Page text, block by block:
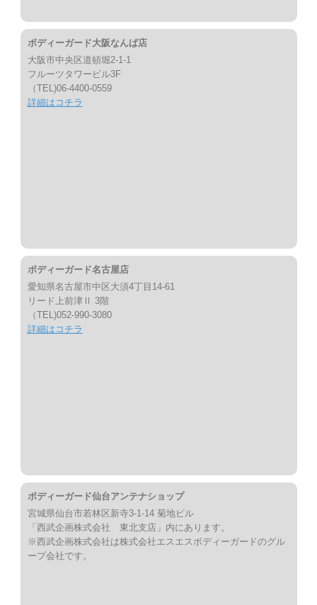
ボディーガード大阪なんば店
大阪市中央区道頓堀2-1-1
フルーツタワービル3F
（TEL)06-4400-0559
詳細はコチラ
ボディーガード名古屋店
愛知県名古屋市中区大須4丁目14-61
リード上前津Ⅱ 3階
（TEL)052-990-3080
詳細はコチラ
ボディーガード仙台アンテナショップ
宮城県仙台市若林区新寺3-1-14 菊地ビル
「西武企画株式会社 東北支店」内にあります。
※西武企画株式会社は株式会社エスエスボディーガードのグル
ープ会社です。